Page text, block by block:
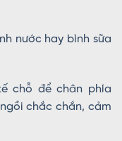
nước hay bình sữa
chỗ để chân phía
chắc chắn, cảm